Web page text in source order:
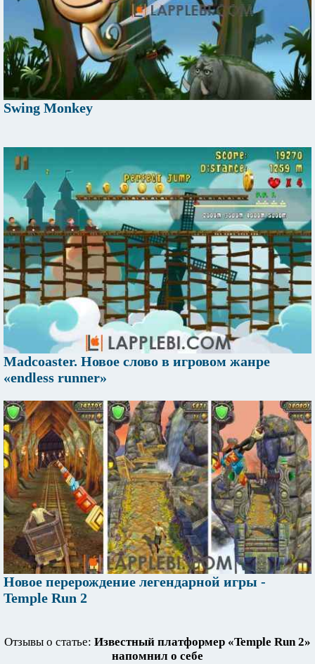
Swing Monkey
Madcoaster. Новое слово в игровом жанре
«endless runner»
Новое перерождение легендарной игры -
Temple Run 2
Отзывы о статье: Известный платформер «Temple Run 2»
напомнил о себе